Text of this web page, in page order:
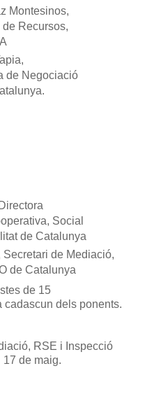
Montesinos,
Recursos,
de Negociació
Social
de Catalunya
de Mediació,
de Catalunya
de 15
cadascun dels ponents.
RSE i Inspecció
17 de maig.